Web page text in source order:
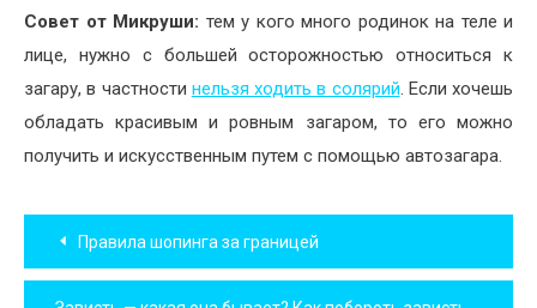
Совет от Микруши: тем у кого много родинок на теле и
лице, нужно с большей осторожностью относиться к
загару, в частности нельзя ходить в солярий. Если хочешь
обладать красивым и ровным загаром, то его можно
получить и искусственным путем с помощью автозагара.
Навигация
по
Правила шопинга за границей